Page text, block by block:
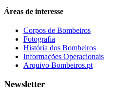
Áreas de interesse
Corpos de Bombeiros
Fotografia
História dos Bombeiros
Informações Operacionais
Arquivo Bombeiros.pt
Newsletter